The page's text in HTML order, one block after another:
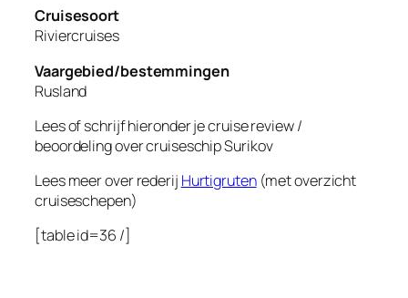
Cruisesoort
Riviercruises
Vaargebied/bestemmingen
Rusland
Lees of schrijf hieronder je cruise review /
beoordeling over cruiseschipSurikov
Lees meer over rederij Hurtigruten(met overzicht
cruiseschepen)
[table id=36 /]